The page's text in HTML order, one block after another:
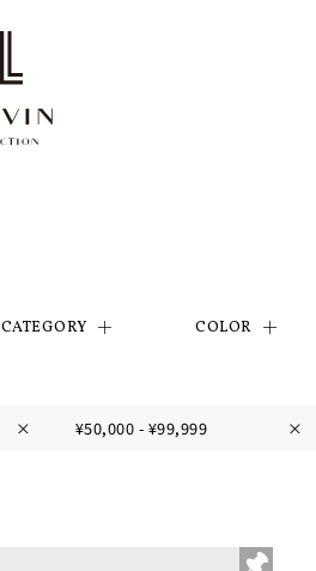
CATEGORY COLOR
× ¥50,000 - ¥99,999 ×